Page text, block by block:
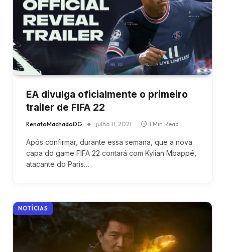
EA divulga oficialmente o primeiro
trailer de FIFA 22
RenatoMachadoDG julho 11, 2021 1 Min Read
Após confirmar, durante essa semana, que a nova
capa do game FIFA 22 contará com Kylian Mbappé,
atacante do Paris…
NOTÍCIAS